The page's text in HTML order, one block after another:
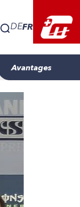
DEFR
Avantages